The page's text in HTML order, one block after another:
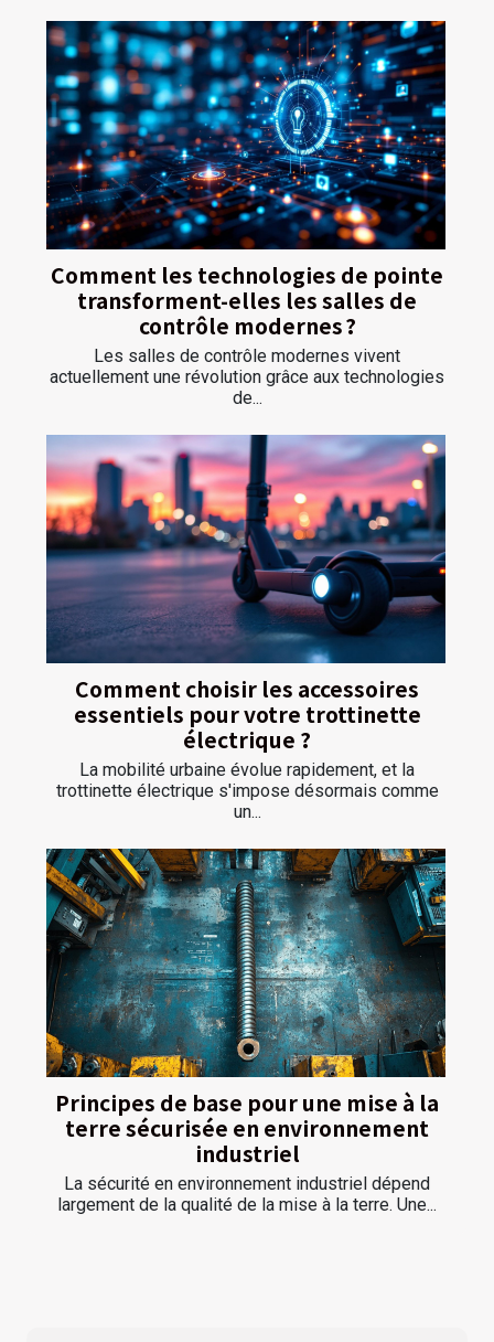
Comment les technologies de pointe
transforment-elles les salles de
contrôle modernes ?
Les salles de contrôle modernes vivent
actuellement une révolution grâce aux technologies
de...
Comment choisir les accessoires
essentiels pour votre trottinette
électrique ?
La mobilité urbaine évolue rapidement, et la
trottinette électrique s'impose désormais comme
un...
Principes de base pour une mise à la
terre sécurisée en environnement
industriel
La sécurité en environnement industriel dépend
largement de la qualité de la mise à la terre. Une...